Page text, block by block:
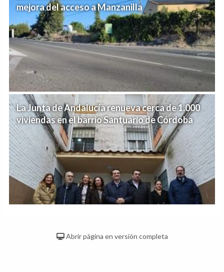
mejora del acceso a Manzanilla
La Junta de Andalucía renueva cerca de 1.000
viviendas en el barrio Santuario de Córdoba
Abrir página en versión completa